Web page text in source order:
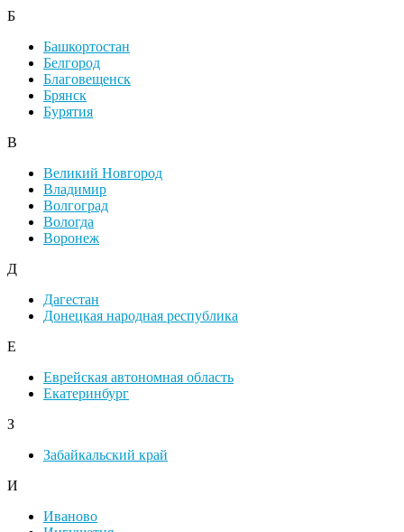
Б
Башкортостан
Белгород
Благовещенск
Брянск
Бурятия
В
Великий Новгород
Владимир
Волгоград
Вологда
Воронеж
Д
Дагестан
Донецкая народная республика
Е
Еврейская автономная область
Екатеринбург
З
Забайкальский край
И
Иваново